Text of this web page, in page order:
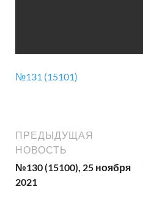
№131 (15101)
ПРЕДЫДУЩАЯ
НОВОСТЬ
№130 (15100), 25 ноября
2021